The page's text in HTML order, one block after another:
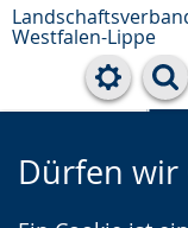
Westfalen-Lippe
Dürfen wir